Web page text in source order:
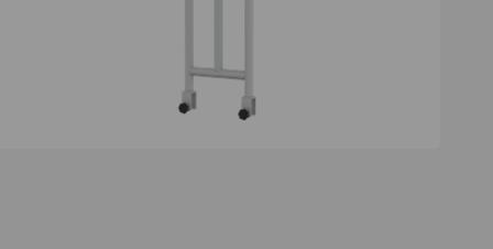
Kontakt aufnehmen